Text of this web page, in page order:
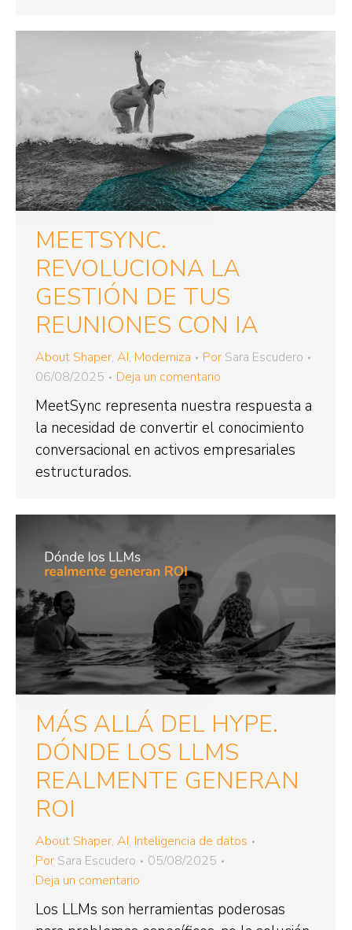
MEETSYNC.
REVOLUCIONA LA
GESTIÓN DE TUS
REUNIONES CON IA
About Shaper, AI, Moderniza Por Sara Escudero
06/08/2025
Deja un comentario
MeetSync representa nuestra respuesta a
la necesidad de convertir el conocimiento
conversacional en activos empresariales
estructurados.
MÁS ALLÁ DEL HYPE.
DÓNDE LOS LLMS
REALMENTE GENERAN
ROI
About Shaper, AI, Inteligencia de datos
Por Sara Escudero
05/08/2025
Deja un comentario
Los LLMs son herramientas poderosas